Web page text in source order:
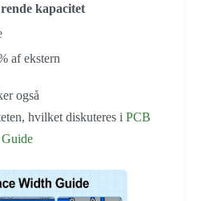
kapacitet
af ekstern
også
hvilket diskuteres i PCB